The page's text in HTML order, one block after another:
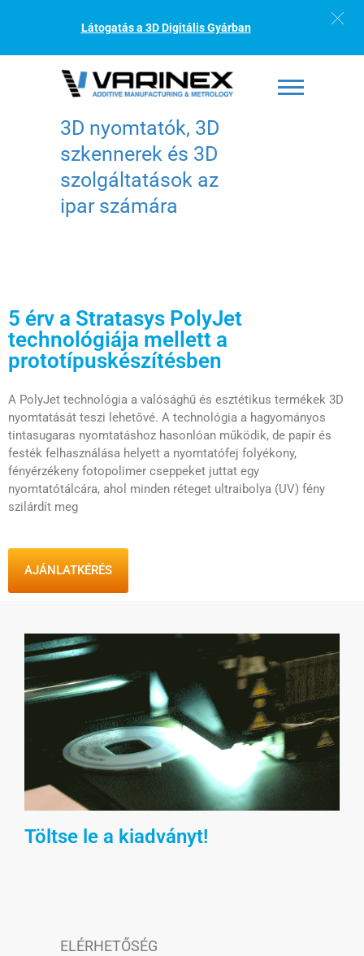
Látogatás a 3D Digitális Gyárban
3D nyomtatók, 3D
szkennerek és 3D
szolgáltatások az
ipar számára
5 érv a Stratasys PolyJet
technológiája mellett a
prototípuskészítésben
A PolyJet technológia a valósághű és esztétikus termékek 3D
nyomtatását teszi lehetővé. A technológia a hagyományos
tintasugaras nyomtatáshoz hasonlóan működik, de papír és
festék felhasználása helyett a nyomtatófej folyékony,
fényérzékeny fotopolimer cseppeket juttat egy
nyomtatótálcára, ahol minden réteget ultraibolya (UV) fény
szilárdít meg
AJÁNLATKÉRÉS
Töltse le a kiadványt!
ELÉRHETŐSÉG